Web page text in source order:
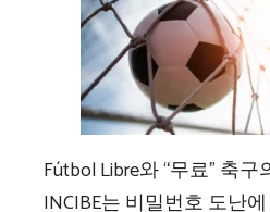
Fútbol Libre와 “무료” 축
INCIBE는 비밀번호 도난